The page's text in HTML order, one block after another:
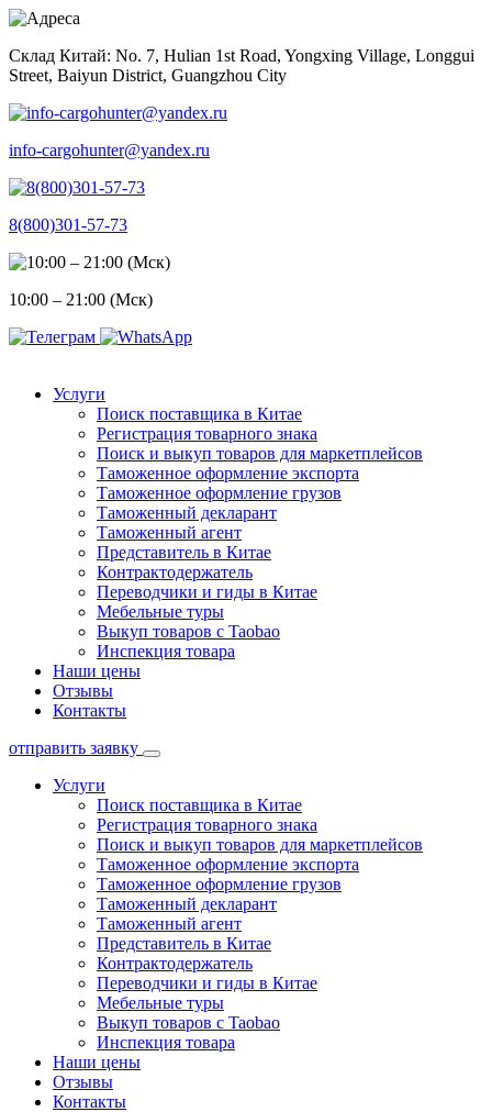
Skip
content
Склад Китай: No. 7, Hulian 1st Road, Yongxing Village, Longgui
Street, Baiyun District, Guangzhou City
info-cargohunter@yandex.ru
8(800)301-57-73
10:00 – 21:00 (Мск)
Услуги
Поиск поставщика в Китае
Регистрация товарного знака
Поиск и выкуп товаров для маркетплейсов
Таможенное оформление экспорта
Таможенное оформление грузов
Таможенный декларант
Таможенный агент
Представитель в Китае
Контрактодержатель
Переводчики и гиды в Китае
Мебельные туры
Выкуп товаров с Taobao
Инспекция товара
Наши цены
Отзывы
Контакты
отправить заявку
Услуги
Поиск поставщика в Китае
Регистрация товарного знака
Поиск и выкуп товаров для маркетплейсов
Таможенное оформление экспорта
Таможенное оформление грузов
Таможенный декларант
Таможенный агент
Представитель в Китае
Контрактодержатель
Переводчики и гиды в Китае
Мебельные туры
Выкуп товаров с Taobao
Инспекция товара
Наши цены
Отзывы
Контакты